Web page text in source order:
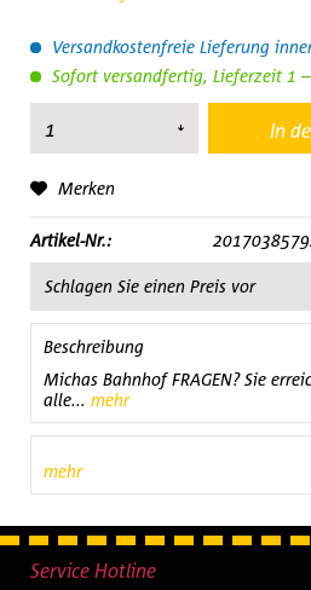
Versandkostenfreie Lieferung
Sofort versandfertig, Lieferzeit 1
In
Merken
Artikel-Nr.:
Schlagen Sie einen Preis vor
Beschreibung
Michas Bahnhof FRAGEN? Sie
alle... mehr
mehr
Service Hotline